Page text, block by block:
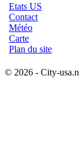
Etats US
Contact
Météo
Carte
Plan du site
© 2026 - City-